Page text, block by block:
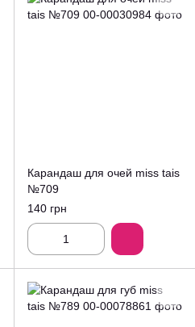
Карандаш для очей miss tais
№709
140 грн